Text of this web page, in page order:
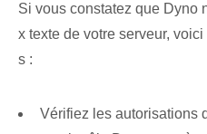
Si vous constatez que Dyno
x texte de votre serveur,
s :
Vérifiez les autorisations